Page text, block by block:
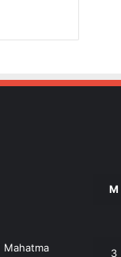
Mahatma
M
3